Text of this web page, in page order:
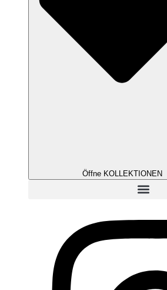
Öffne KOLLEKTIONEN